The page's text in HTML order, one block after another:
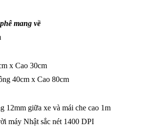
mang về
x Cao 30cm
40cm x Cao 80cm
12mm giữa xe và mái che cao 1m
máy Nhật sắc nét 1400 DPI